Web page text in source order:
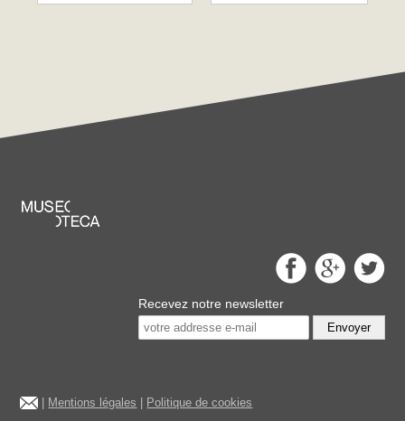
Recevez notre newsletter
Envoyer
Mentions légales Politique de cookies